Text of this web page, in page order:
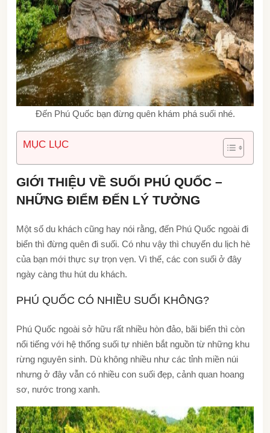
Đến Phú Quốc bạn đừng quên khám phá suối nhé.
MỤC LỤC
GIỚI THIỆU VỀ SUỐI PHÚ QUỐC –
NHỮNG ĐIỂM ĐẾN LÝ TƯỞNG
Một số du khách cũng hay nói rằng, đến Phú Quốc ngoài đi
biển thì đừng quên đi suối. Có nhu vậy thì chuyến du lịch hè
của bạn mới thực sự trọn vẹn. Vì thế, các con suối ở đây
ngày càng thu hút du khách.
PHÚ QUỐC CÓ NHIỀU SUỐI KHÔNG?
Phú Quốc ngoài sở hữu rất nhiều hòn đảo, bãi biển thì còn
nổi tiếng với hệ thống suối tự nhiên bắt nguồn từ những khu
rừng nguyên sinh. Dù không nhiều như các tỉnh miền núi
nhưng ở đây vẫn có nhiều con suối đẹp, cảnh quan hoang
sơ, nước trong xanh.